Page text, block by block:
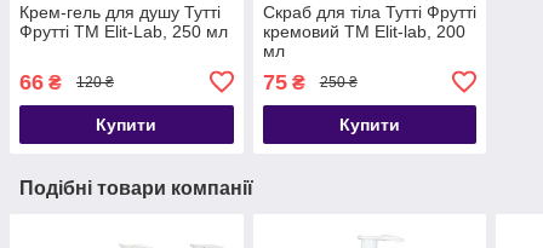
Крем-гель для душу Тутті
Фрутті TM Elit-Lab, 250 мл
66 ₴ 120 ₴
Купити
Скраб для тіла Тутті Фрутті
кремовий TM Elit-lab, 200
мл
75₴ 250 ₴
Купити
Подібні товари компанії